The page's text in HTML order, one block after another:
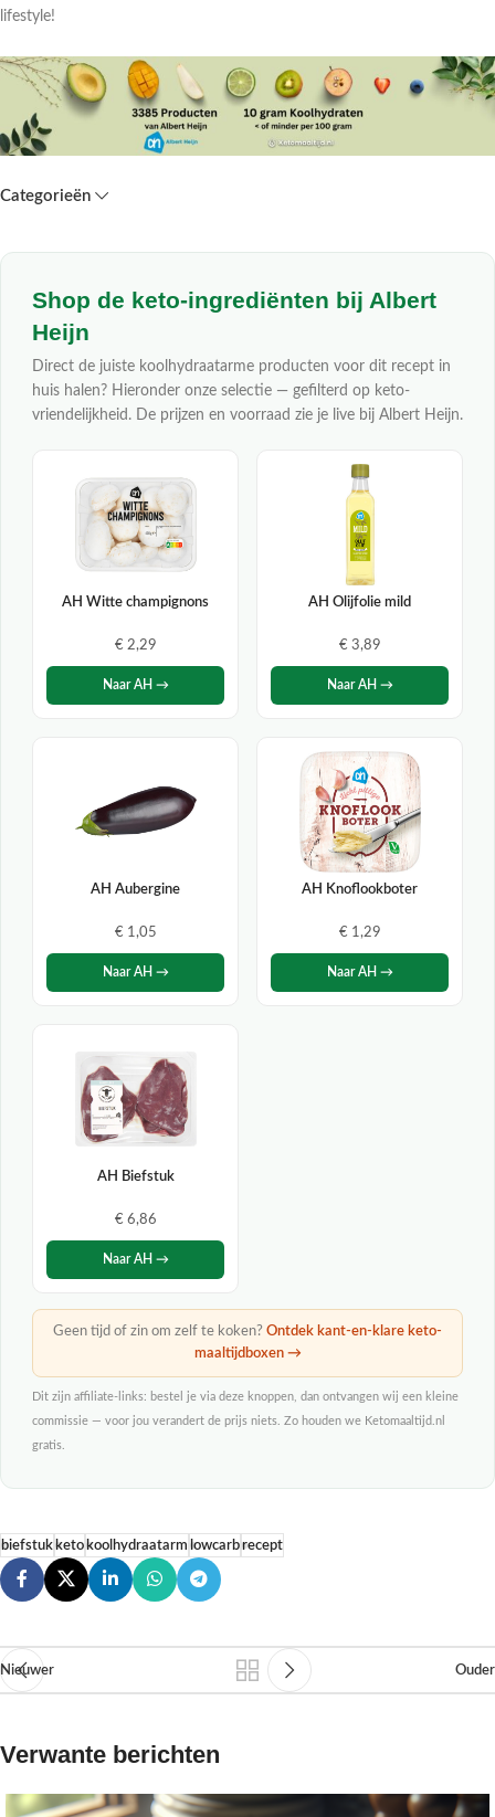
lifestyle!
Categorieën
Shop de keto-ingrediënten bij Albert
Heijn
Direct de juiste koolhydraatarme producten voor dit recept in
huis halen? Hieronder onze selectie — gefilterd op keto-
vriendelijkheid. De prijzen en voorraad zie je live bij Albert Heijn.
AH Witte champignons
€ 2,29
Naar AH →
AH Olijfolie mild
€ 3,89
Naar AH →
AH Aubergine
€ 1,05
Naar AH →
AH Knoflookboter
€ 1,29
Naar AH →
AH Biefstuk
€ 6,86
Naar AH →
Geen tijd of zin om zelf te koken? Ontdek kant-en-klare keto-
maaltijdboxen →
Dit zijn affiliate-links: bestel je via deze knoppen, dan ontvangen wij een kleine
commissie — voor jou verandert de prijs niets. Zo houden we Ketomaaltijd.nl
gratis.
biefstuk keto koolhydraatarm lowcarbrecept
Nieuwer Ouder
Verwante berichten